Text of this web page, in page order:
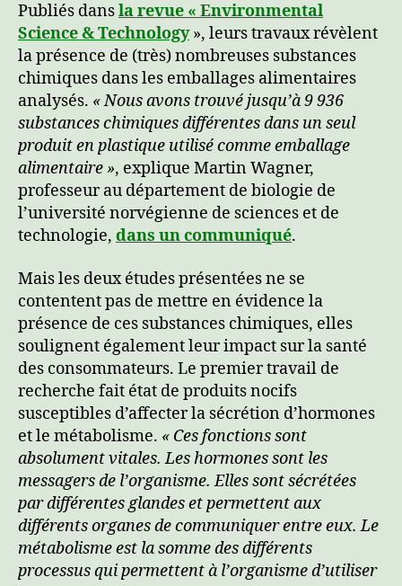
Publiés dansla revue « Environmental
Science & Technology», leurs travaux révèlent
la présence de (très) nombreuses substances
chimiques dans les emballages alimentaires
analysés. « Nous avons trouvé jusqu’à 9 936
substances chimiques différentes dans un seul
produit en plastique utilisé comme emballage
alimentaire », explique Martin Wagner,
professeur au département de biologie de
l’université norvégienne de sciences et de
technologie, dans un communiqué.
Mais les deux études présentées ne se
contentent pas de mettre en évidence la
présence de ces substances chimiques, elles
soulignent également leur impact sur la santé
des consommateurs. Le premier travail de
recherche fait état de produits nocifs
susceptibles d’affecter la sécrétion d’hormones
et le métabolisme. « Ces fonctions sont
absolument vitales. Les hormones sont les
messagers de l’organisme. Elles sont sécrétées
par différentes glandes et permettent aux
différents organes de communiquer entre eux. Le
métabolisme est la somme des différents
processus qui permettent à l’organisme d’utiliser